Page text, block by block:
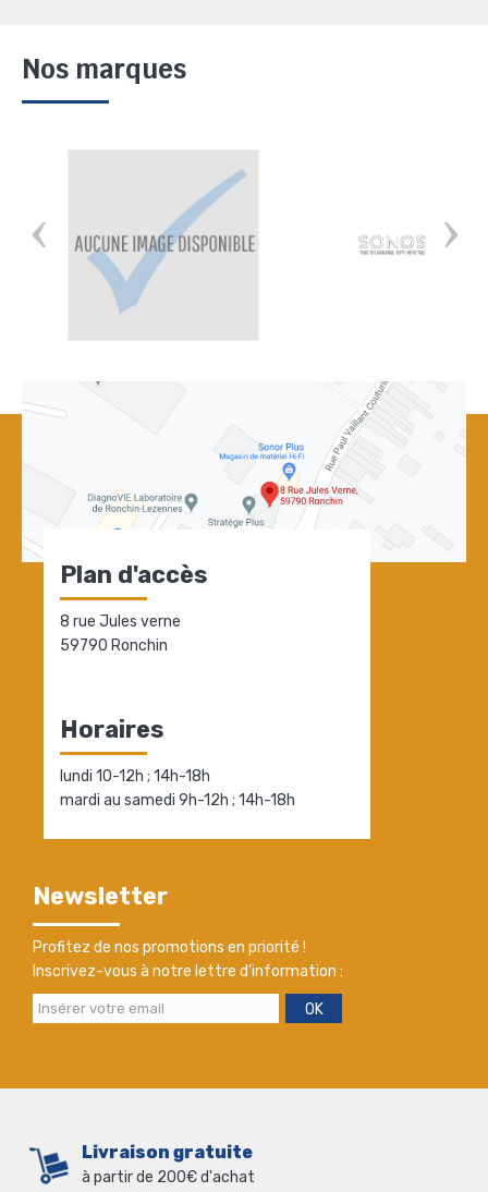
Nos marques
Plan d'accès
8 rue Jules verne
59790 Ronchin
Horaires
lundi 10-12h ; 14h-18h
mardi au samedi 9h-12h ; 14h-18h
Newsletter
Profitez de nos promotions en priorité !
Inscrivez-vous à notre lettre d'information :
OK
Livraison gratuite
à partir de 200€ d'achat